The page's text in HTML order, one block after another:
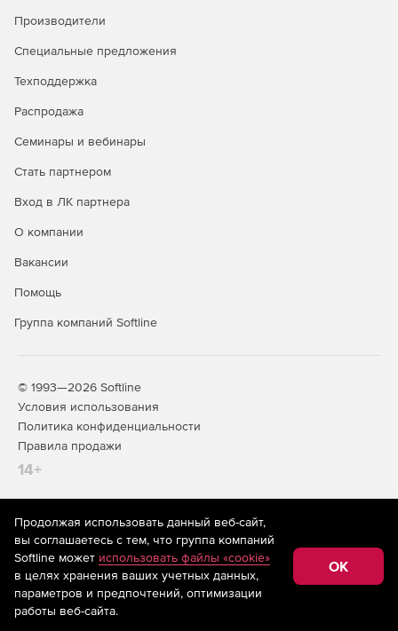
Производители
Специальные предложения
Техподдержка
Распродажа
Семинары и вебинары
Стать партнером
Вход в ЛК партнера
О компании
Вакансии
Помощь
Группа компаний Softline
© 1993—2026 Softline
Условия использования
Политика конфиденциальности
Правила продажи
14+
На информационном ресурсе store.softline.ru применяются
рекомендательные технологии(информационные технологии
предоставления информации на основе сбора,
систематизации и анализа сведений, относящихся к
предпочтениям пользователей сети «Интернет»,
находящихся на территории Российской Федерации)
Продолжая использовать данный веб-сайт,
вы соглашаетесь с тем, что группа компаний
Softline может использовать файлы «cookie»
в целях хранения ваших учетных данных,
параметров и предпочтений, оптимизации
работы веб-сайта.
OK